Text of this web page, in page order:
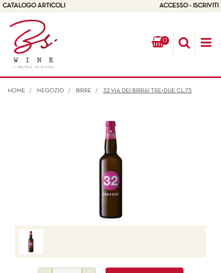
CATALOGO ARTICOLI ACCESSO - ISCRIVITI
0
HOME NEGOZIO BIRRE 32 VIA DEI BIRRAI TRE+DUE CL.75